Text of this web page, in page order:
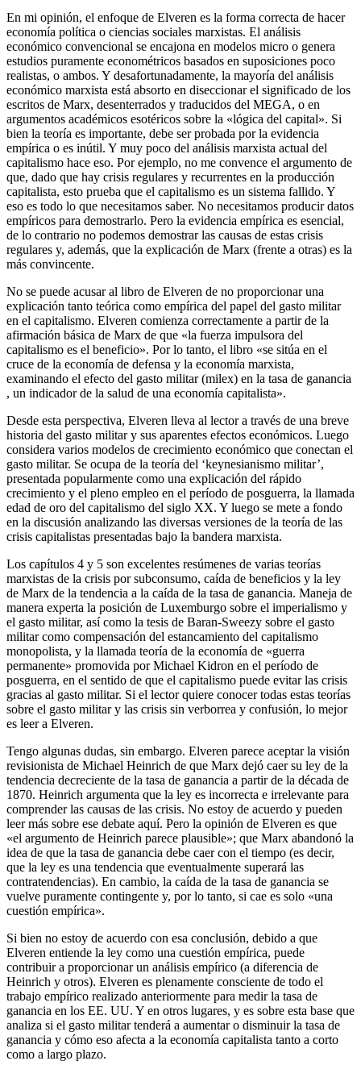
En mi opinión, el enfoque de Elveren es la forma correcta de hacer
economía política o ciencias sociales marxistas. El análisis
económico convencional se encajona en modelos micro o genera
estudios puramente econométricos basados en suposiciones poco
realistas, o ambos. Y desafortunadamente, la mayoría del análisis
económico marxista está absorto en diseccionar el significado de los
escritos de Marx, desenterrados y traducidos del MEGA, o en
argumentos académicos esotéricos sobre la «lógica del capital». Si
bien la teoría es importante, debe ser probada por la evidencia
empírica o es inútil. Y muy poco del análisis marxista actual del
capitalismo hace eso. Por ejemplo, no me convence el argumento de
que, dado que hay crisis regulares y recurrentes en la producción
capitalista, esto prueba que el capitalismo es un sistema fallido. Y
eso es todo lo que necesitamos saber. No necesitamos producir datos
empíricos para demostrarlo. Pero la evidencia empírica es esencial,
de lo contrario no podemos demostrar las causas de estas crisis
regulares y, además, que la explicación de Marx (frente a otras) es la
más convincente.
No se puede acusar al libro de Elveren de no proporcionar una
explicación tanto teórica como empírica del papel del gasto militar
en el capitalismo. Elveren comienza correctamente a partir de la
afirmación básica de Marx de que «la fuerza impulsora del
capitalismo es el beneficio». Por lo tanto, el libro «se sitúa en el
cruce de la economía de defensa y la economía marxista,
examinando el efecto del gasto militar (milex) en la tasa de ganancia
, un indicador de la salud de una economía capitalista».
Desde esta perspectiva, Elveren lleva al lector a través de una breve
historia del gasto militar y sus aparentes efectos económicos. Luego
considera varios modelos de crecimiento económico que conectan el
gasto militar. Se ocupa de la teoría del ‘keynesianismo militar’,
presentada popularmente como una explicación del rápido
crecimiento y el pleno empleo en el período de posguerra, la llamada
edad de oro del capitalismo del siglo XX. Y luego se mete a fondo
en la discusión analizando las diversas versiones de la teoría de las
crisis capitalistas presentadas bajo la bandera marxista.
Los capítulos 4 y 5 son excelentes resúmenes de varias teorías
marxistas de la crisis por subconsumo, caída de beneficios y la ley
de Marx de la tendencia a la caída de la tasa de ganancia. Maneja de
manera experta la posición de Luxemburgo sobre el imperialismo y
el gasto militar, así como la tesis de Baran-Sweezy sobre el gasto
militar como compensación del estancamiento del capitalismo
monopolista, y la llamada teoría de la economía de «guerra
permanente» promovida por Michael Kidron en el período de
posguerra, en el sentido de que el capitalismo puede evitar las crisis
gracias al gasto militar. Si el lector quiere conocer todas estas teorías
sobre el gasto militar y las crisis sin verborrea y confusión, lo mejor
es leer a Elveren.
Tengo algunas dudas, sin embargo. Elveren parece aceptar la visión
revisionista de Michael Heinrich de que Marx dejó caer su ley de la
tendencia decreciente de la tasa de ganancia a partir de la década de
1870. Heinrich argumenta que la ley es incorrecta e irrelevante para
comprender las causas de las crisis. No estoy de acuerdo y pueden
leer más sobre ese debate aquí. Pero la opinión de Elveren es que
«el argumento de Heinrich parece plausible»; que Marx abandonó la
idea de que la tasa de ganancia debe caer con el tiempo (es decir,
que la ley es una tendencia que eventualmente superará las
contratendencias). En cambio, la caída de la tasa de ganancia se
vuelve puramente contingente y, por lo tanto, si cae es solo «una
cuestión empírica».
Si bien no estoy de acuerdo con esa conclusión, debido a que
Elveren entiende la ley como una cuestión empírica, puede
contribuir a proporcionar un análisis empírico (a diferencia de
Heinrich y otros). Elveren es plenamente consciente de todo el
trabajo empírico realizado anteriormente para medir la tasa de
ganancia en los EE. UU. Y en otros lugares, y es sobre esta base que
analiza si el gasto militar tenderá a aumentar o disminuir la tasa de
ganancia y cómo eso afecta a la economía capitalista tanto a corto
como a largo plazo.